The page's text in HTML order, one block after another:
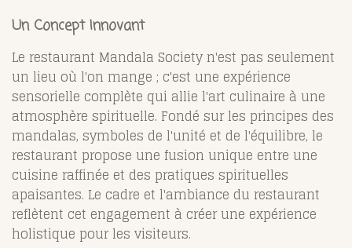
Un Concept Innovant
Le restaurant Mandala Society n'est pas seulement
un lieu où l'on mange ; c'est une expérience
sensorielle complète qui allie l'art culinaire à une
atmosphère spirituelle. Fondé sur les principes des
mandalas, symboles de l'unité et de l'équilibre, le
restaurant propose une fusion unique entre une
cuisine raffinée et des pratiques spirituelles
apaisantes. Le cadre et l'ambiance du restaurant
reflètent cet engagement à créer une expérience
holistique pour les visiteurs.